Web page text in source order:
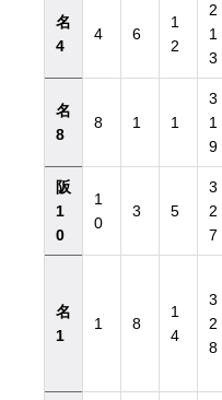
名
4
4 6
1
2
2
1
3
名
8
8 1 1
3
1
9
阪
1
0
1
0
3 5
3
2
7
名
1
1 8
1
4
3
2
8